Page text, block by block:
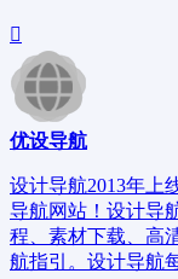
优设导航
设计导航2013年上
导航网站！设计导
程、素材下载、高
航指引。设计导航